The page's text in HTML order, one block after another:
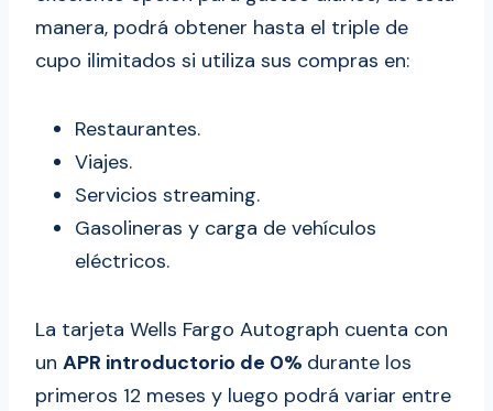
manera, podrá obtener hasta el triple de
cupo ilimitados si utiliza sus compras en:
Restaurantes.
Viajes.
Servicios streaming.
Gasolineras y carga de vehículos
eléctricos.
La tarjeta Wells Fargo Autograph cuenta con
un APR introductorio de 0% durante los
primeros 12 meses y luego podrá variar entre